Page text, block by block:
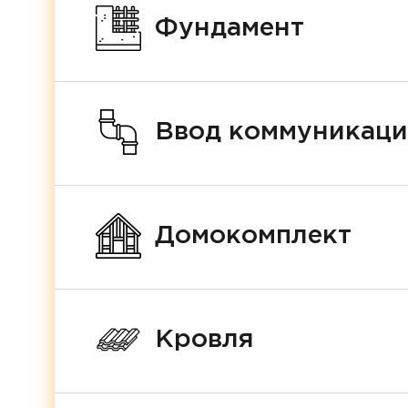
Фундамент
Ввод
Домокомплект
Кровля